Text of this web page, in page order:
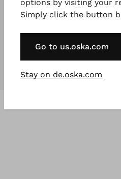
Unsere
der etwas
options by visiting your
Simply click the button
Go to us.oska.com
Stay on de.oska.com